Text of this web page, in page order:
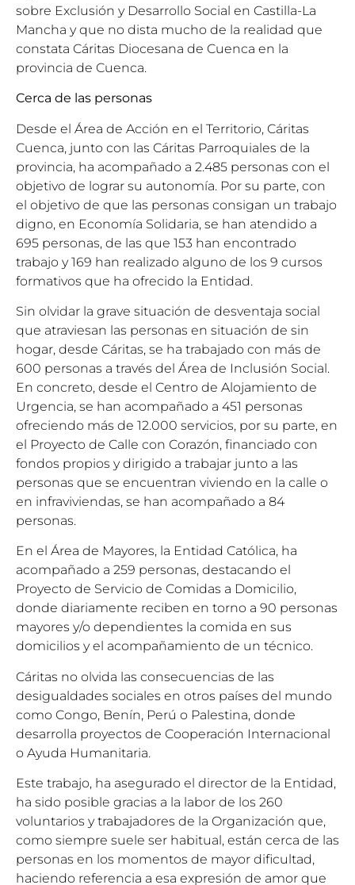
sobre Exclusión y Desarrollo Social en Castilla-La
Mancha y que no dista mucho de la realidad que
constata Cáritas Diocesana de Cuenca en la
provincia de Cuenca.
Cerca de las personas
Desde el Área de Acción en el Territorio, Cáritas
Cuenca, junto con las Cáritas Parroquiales de la
provincia, ha acompañado a 2.485 personas con el
objetivo de lograr su autonomía. Por su parte, con
el objetivo de que las personas consigan un trabajo
digno, en Economía Solidaria, se han atendido a
695 personas, de las que 153 han encontrado
trabajo y 169 han realizado alguno de los 9 cursos
formativos que ha ofrecido la Entidad.
Sin olvidar la grave situación de desventaja social
que atraviesan las personas en situación de sin
hogar, desde Cáritas, se ha trabajado con más de
600 personas a través del Área de Inclusión Social.
En concreto, desde el Centro de Alojamiento de
Urgencia, se han acompañado a 451 personas
ofreciendo más de 12.000 servicios, por su parte, en
el Proyecto de Calle con Corazón, financiado con
fondos propios y dirigido a trabajar junto a las
personas que se encuentran viviendo en la calle o
en infraviviendas, se han acompañado a 84
personas.
En el Área de Mayores, la Entidad Católica, ha
acompañado a 259 personas, destacando el
Proyecto de Servicio de Comidas a Domicilio,
donde diariamente reciben en torno a 90 personas
mayores y/o dependientes la comida en sus
domicilios y el acompañamiento de un técnico.
Cáritas no olvida las consecuencias de las
desigualdades sociales en otros países del mundo
como Congo, Benín, Perú o Palestina, donde
desarrolla proyectos de Cooperación Internacional
o Ayuda Humanitaria.
Este trabajo, ha asegurado el director de la Entidad,
ha sido posible gracias a la labor de los 260
voluntarios y trabajadores de la Organización que,
como siempre suele ser habitual, están cerca de las
personas en los momentos de mayor dificultad,
haciendo referencia a esa expresión de amor que